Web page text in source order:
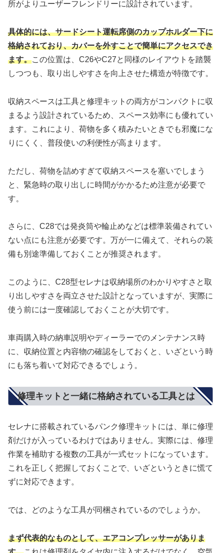
所がよりユーザーフレンドリーに設計されています。
具体的には、サードシート運転席側のカップホルダー下に
格納されており、カバーを外すことで簡単にアクセスでき
ます。この位置は、C26やC27と同様のレイアウトを踏襲
しつつも、取り出しやすさを向上させた構造が特徴です。
収納スペースは工具と修理キットの両方がコンパクトに収
まるよう設計されているため、スペース効率にも優れてい
ます。これにより、荷物を多く積みたいときでも邪魔にな
りにくく、普段使いの利便性が高まります。
ただし、荷物を詰めすぎて収納スペースを塞いでしまう
と、緊急時の取り出しに時間がかかるため注意が必要で
す。
さらに、C28では発炎筒や輪止めなどは標準装備されてい
ない点にも注意が必要です。万が一に備えて、それらの装
備も別途準備しておくことが推奨されます。
このように、C28型セレナは収納場所のわかりやすさと取
り出しやすさを両立させた設計となっていますが、実際に
使う前には一度確認しておくことが大切です。
車両購入時の納車説明やディーラーでのメンテナンス時
に、収納位置と内容物の確認をしておくと、いざという時
にも落ち着いて対応できるでしょう。
修理キットと一緒に格納されている工具とは
セレナに搭載されているパンク修理キットには、単に修理
剤だけが入っているわけではありません。実際には、修理
作業を補助する複数の工具が一式セットになっています。
これを正しく把握しておくことで、いざというときに慌て
ずに対応できます。
では、どのような工具が同梱されているのでしょうか。
まず代表的なものとして、エアコンプレッサーがありま